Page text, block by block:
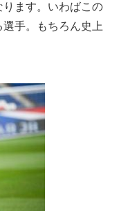
ります。いわばこの
手。もちろん史上